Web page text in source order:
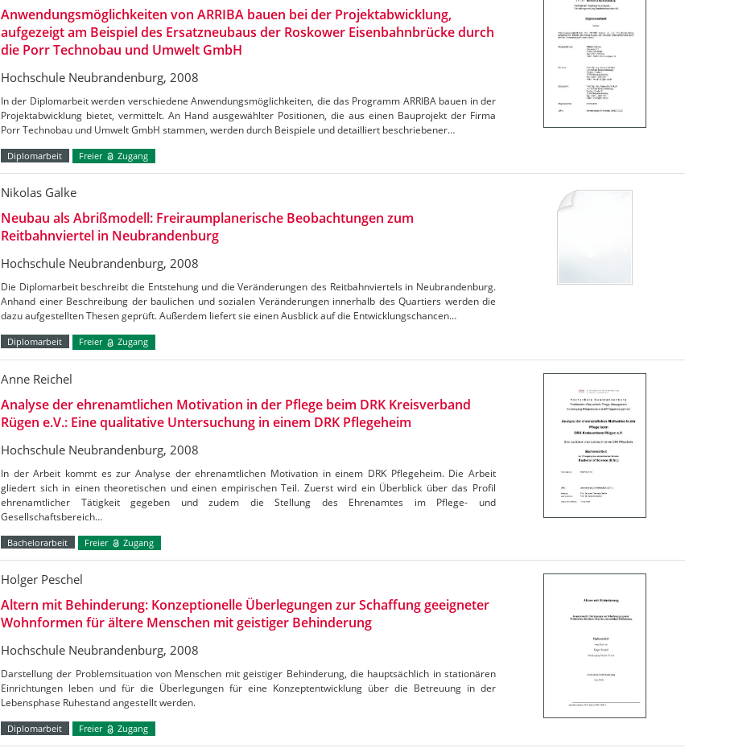
Anwendungsmöglichkeiten von ARRIBA bauen bei der Projektabwicklung,
aufgezeigt am Beispiel des Ersatzneubaus der Roskower Eisenbahnbrücke durch
die Porr Technobau und Umwelt GmbH
Hochschule Neubrandenburg, 2008
In der Diplomarbeit werden verschiedene Anwendungsmöglichkeiten, die das Programm ARRIBA bauen in der
Projektabwicklung bietet, vermittelt. An Hand ausgewählter Positionen, die aus einen Bauprojekt der Firma
Porr Technobau und Umwelt GmbH stammen, werden durch Beispiele und detailliert beschriebener…
Diplomarbeit Freier Zugang
Nikolas Galke
Neubau als Abrißmodell: Freiraumplanerische Beobachtungen zum
Reitbahnviertel in Neubrandenburg
Hochschule Neubrandenburg, 2008
Die Diplomarbeit beschreibt die Entstehung und die Veränderungen des Reitbahnviertels in Neubrandenburg.
Anhand einer Beschreibung der baulichen und sozialen Veränderungen innerhalb des Quartiers werden die
dazu aufgestellten Thesen geprüft. Außerdem liefert sie einen Ausblick auf die Entwicklungschancen…
Diplomarbeit Freier Zugang
Anne Reichel
Analyse der ehrenamtlichen Motivation in der Pflege beim DRK Kreisverband
Rügen e.V.: Eine qualitative Untersuchung in einem DRK Pflegeheim
Hochschule Neubrandenburg, 2008
In der Arbeit kommt es zur Analyse der ehrenamtlichen Motivation in einem DRK Pflegeheim. Die Arbeit
gliedert sich in einen theoretischen und einen empirischen Teil. Zuerst wird ein Überblick über das Profil
ehrenamtlicher Tätigkeit gegeben und zudem die Stellung des Ehrenamtes im Pflege- und
Gesellschaftsbereich…
Bachelorarbeit Freier Zugang
Holger Peschel
Altern mit Behinderung: Konzeptionelle Überlegungen zur Schaffung geeigneter
Wohnformen für ältere Menschen mit geistiger Behinderung
Hochschule Neubrandenburg, 2008
Darstellung der Problemsituation von Menschen mit geistiger Behinderung, die hauptsächlich in stationären
Einrichtungen leben und für die Überlegungen für eine Konzeptentwicklung über die Betreuung in der
Lebensphase Ruhestand angestellt werden.
Diplomarbeit Freier Zugang